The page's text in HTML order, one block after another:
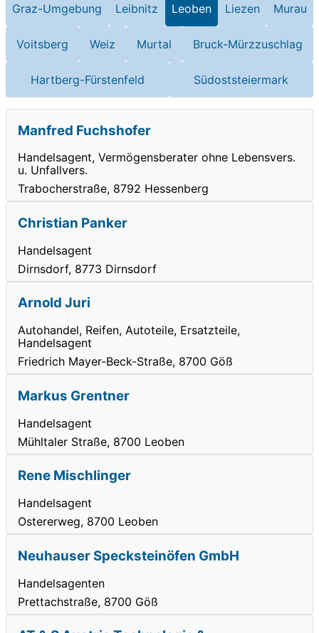
Graz-Umgebung Leibnitz Leoben Liezen Murau
Voitsberg Weiz Murtal Bruck-Mürzzuschlag
Hartberg-Fürstenfeld Südoststeiermark
Manfred Fuchshofer
Handelsagent, Vermögensberater ohne Lebensvers.
u. Unfallvers.
Trabocherstraße, 8792 Hessenberg
Christian Panker
Handelsagent
Dirnsdorf, 8773 Dirnsdorf
Arnold Juri
Autohandel, Reifen, Autoteile, Ersatzteile,
Handelsagent
Friedrich Mayer-Beck-Straße, 8700 Göß
Markus Grentner
Handelsagent
Mühltaler Straße, 8700 Leoben
Rene Mischlinger
Handelsagent
Ostererweg, 8700 Leoben
Neuhauser Specksteinöfen GmbH
Handelsagenten
Prettachstraße, 8700 Göß